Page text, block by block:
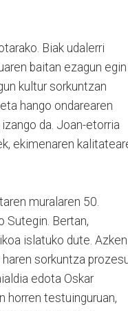
Biak udalerri
baitan ezagun egin
kultur sorkuntzan
hango ondarearen
da. Joan-etorria
ekimenaren
muralaren 50.
Sutegin. Bertan,
islatuko dute. Azken
sorkuntza
edota Oskar
horren testuinguruan,